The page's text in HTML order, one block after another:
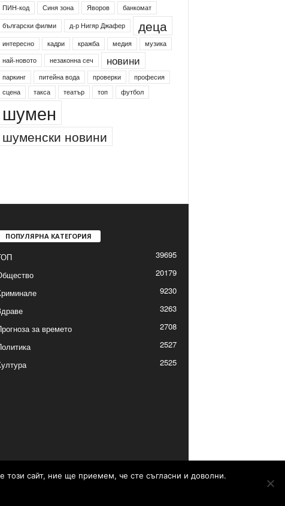
ПИН-код
Синя зона Яворов
банкомат
български филми
д-р Нигяр Джафер деца
интересно кадри кражба медия
музика
най-новото
незаконна сеч новини
паркинг питейна вода проверки
професия
сцена
такса театър топ футбол
шумен
шуменски новини
ПОПУЛЯРНА КАТЕГОРИЯ
39695
20179
9230
3263
за времето
2708
2527
2525
Контакти Реклама
този сайт, ние ще приемем, че сте съгласни и доволни.